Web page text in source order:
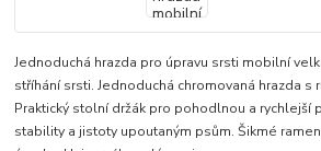
Jednoduchá hrazda pro úpravu srsti mobilní
stříhání srsti. Jednoduchá chromovaná hrazda s
Praktický stolní držák pro pohodlnou a rychlejší
stability a jistoty upoutaným psům. Šikmé